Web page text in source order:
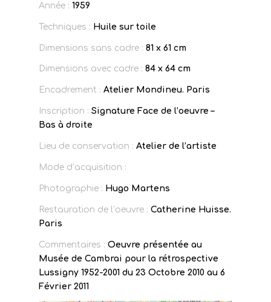
Année : 1959
Techniques : Huile sur toile
Dimensions sans cadre : 81 x 61 cm
Dimensions avec cadre : 84 x 64 cm
Encadrement : Atelier Mondineu. Paris
Inscription : Signature Face de l’oeuvre –
Bas à droite
Lieu de conservation : Atelier de l’artiste
Mode d’acquisition :
Photographie : Hugo Martens
Restauration de l’oeuvre : Catherine Huisse.
Paris
Commentaires : Oeuvre présentée au
Musée de Cambrai pour la rétrospective
Lussigny 1952-2001 du 23 Octobre 2010 au 6
Février 2011